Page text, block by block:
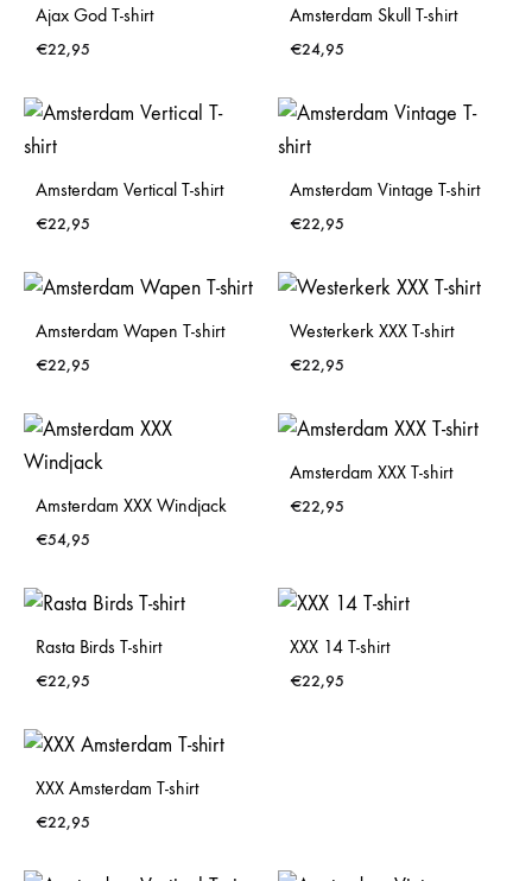
Ajax God T-shirt
€22,95
Amsterdam Skull T-shirt
€24,95
Amsterdam Vertical T-shirt
€22,95
Amsterdam Vintage T-shirt
€22,95
Amsterdam Wapen T-shirt
€22,95
Westerkerk XXX T-shirt
€22,95
Amsterdam XXX Windjack
€54,95
Amsterdam XXX T-shirt
€22,95
Rasta Birds T-shirt
€22,95
XXX 14 T-shirt
€22,95
XXX Amsterdam T-shirt
€22,95